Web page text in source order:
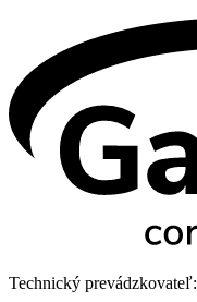
Technický prevádzkovateľ: